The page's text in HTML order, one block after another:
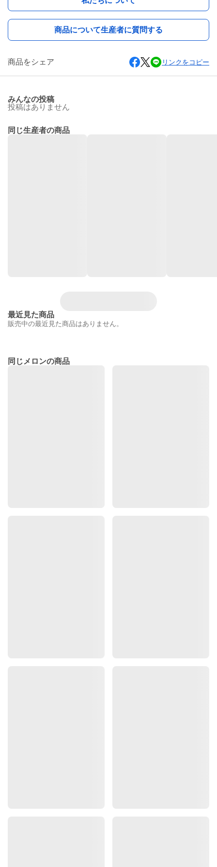
商品について生産者に質問する
商品をシェア リンクをコピー
みんなの投稿
投稿はありません
同じ生産者の商品
最近見た商品
販売中の最近見た商品はありません。
同じメロンの商品